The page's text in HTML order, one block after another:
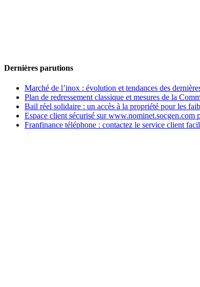
Dernières parutions
Marché de l’inox : évolution et tendances des
Plan de redressement classique et mesures de la
Bail réel solidaire : un accès à la propriété pour les
Espace client sécurisé sur www.nominet.socgen.com
Franfinance téléphone : contactez le service client